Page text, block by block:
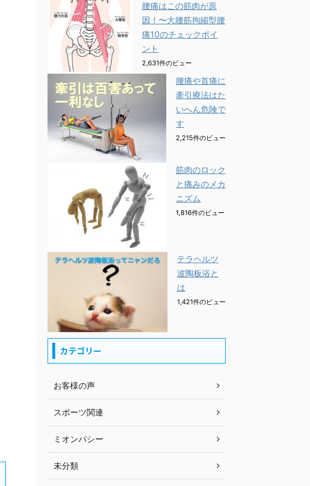
腰痛はこの筋肉が原
因！〜大腰筋拘縮型腰
痛10のチェックポイ
ント
2,631件のビュー
腰痛や首痛に
牽引療法はた
いへん危険で
す
2,215件のビュー
筋肉のロック
と痛みのメカ
ニズム
1,816件のビュー
テラヘルツ
波陶板浴と
は
1,421件のビュー
カテゴリー
お客様の声
スポーツ関連
ミオンパシー
未分類